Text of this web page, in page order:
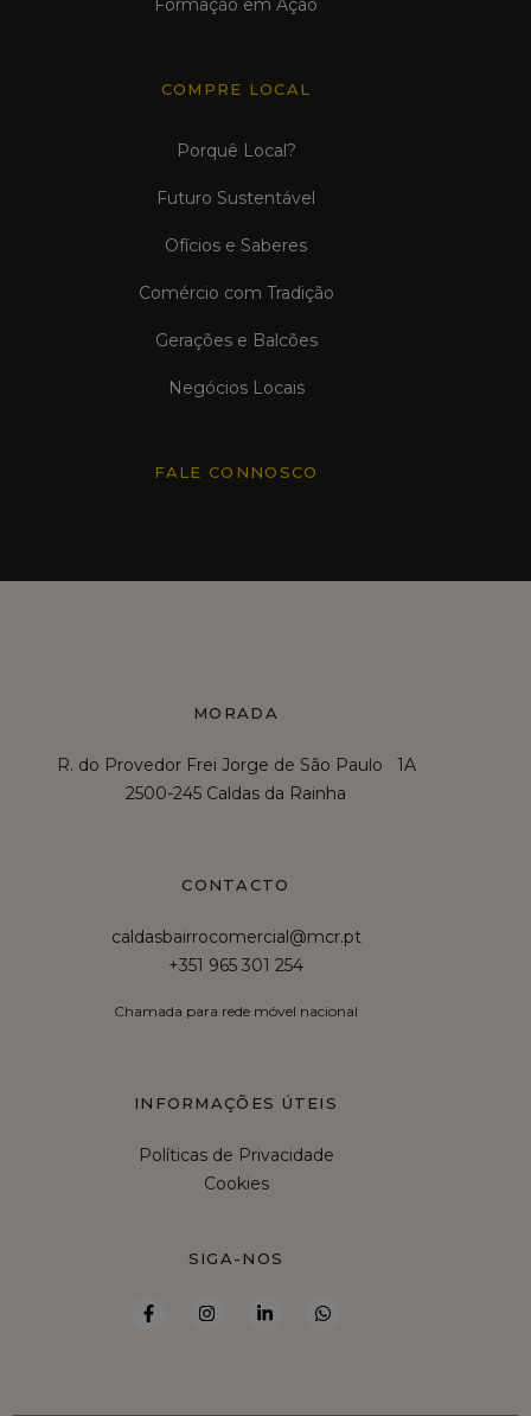
Formação em Ação
COMPRE LOCAL
Porquê Local?
Futuro Sustentável
Ofícios e Saberes
Comércio com Tradição
Gerações e Balcões
Negócios Locais
FALE CONNOSCO
MORADA
R. do Provedor Frei Jorge de São Paulo 1A
2500-245 Caldas da Rainha
CONTACTO
caldasbairrocomercial@mcr.pt
+351 965 301 254
Chamada para rede móvel nacional
INFORMAÇÕES ÚTEIS
Políticas de Privacidade
Cookies
SIGA-NOS